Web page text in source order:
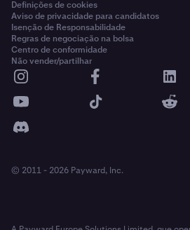
Definições de cookies
Aviso de privacidade para candidatos
Isenção de Responsabilidade
Regras de negociação na bolsa
Centro de conformidade
Não vender/partilhar
© 2011 - 2026 Payward, Inc.